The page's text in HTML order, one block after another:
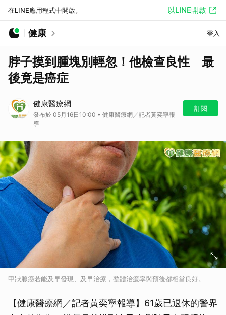
在LINE應用程式中開啟。 以LINE開啟
健康 登入
脖子摸到腫塊別輕忽！他檢查良性 最
後竟是癌症
健康醫療網
發布於 05月16日10:00 • 健康醫療網／記者黃奕寧報
導
訂閱
甲狀腺癌若能及早發現、及早治療，整體治癒率與預後都相當良好。
【健康醫療網／記者黃奕寧報導】61歲已退休的警界